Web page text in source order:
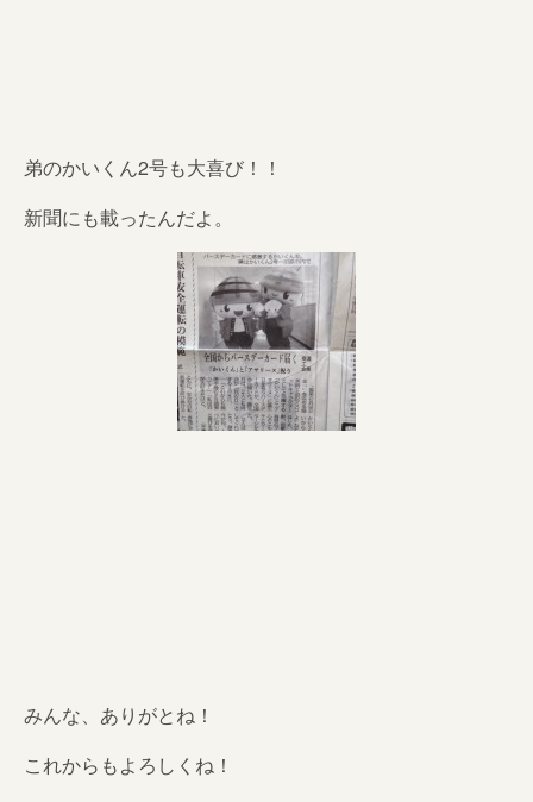
弟のかいくん2号も大喜び！！
新聞にも載ったんだよ。
みんな、ありがとね！
これからもよろしくね！